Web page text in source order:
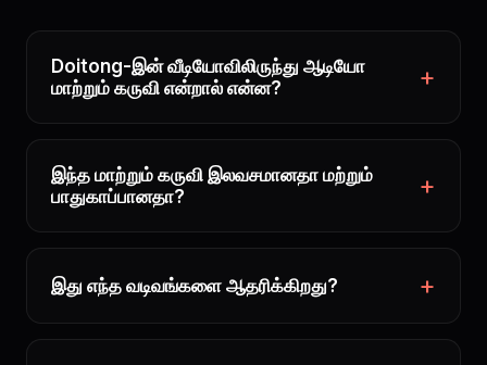
Doitong-இன் வீடியோவிலிருந்து ஆடியோ
மாற்றும் கருவி என்றால் என்ன?
இந்த மாற்றும் கருவி இலவசமானதா மற்றும்
பாதுகாப்பானதா?
இது எந்த வடிவங்களை ஆதரிக்கிறது?